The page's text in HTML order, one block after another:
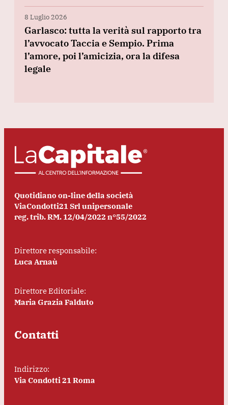
8 Luglio 2026
Garlasco: tutta la verità sul rapporto tra
l’avvocato Taccia e Sempio. Prima
l’amore, poi l’amicizia, ora la difesa
legale
Quotidiano on-line della società
ViaCondotti21 Srl unipersonale
reg. trib. RM. 12/04/2022 n°55/2022
Direttore responsabile:
Luca Arnaù
Direttore Editoriale:
Maria Grazia Falduto
Contatti
Indirizzo:
Via Condotti 21 Roma